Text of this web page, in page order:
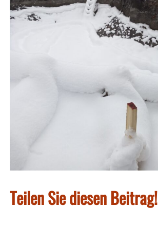
Teilen Sie diesen Beitrag!